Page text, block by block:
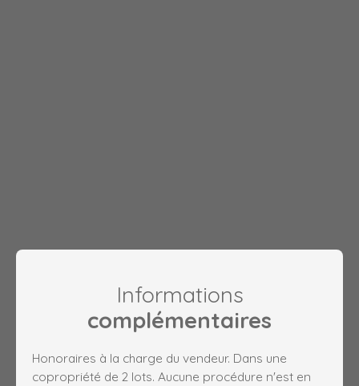
Informations
complémentaires
Honoraires à la charge du vendeur. Dans une
copropriété de 2 lots. Aucune procédure n'est en